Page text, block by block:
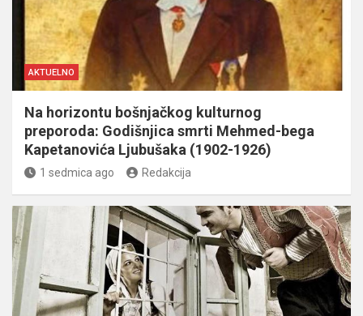
AKTUELNO
Na horizontu bošnjačkog kulturnog
preporoda: Godišnjica smrti Mehmed-bega
Kapetanovića Ljubušaka (1902-1926)
1 sedmica ago Redakcija